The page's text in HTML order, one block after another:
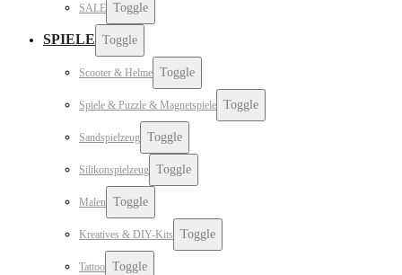
SALE Toggle
SPIELE Toggle
Scooter & Helme Toggle
Spiele & Puzzle & Magnetspiele Toggle
Sandspielzeug Toggle
Silikonspielzeug Toggle
Malen Toggle
Kreatives & DIY-Kits Toggle
Tattoo Toggle